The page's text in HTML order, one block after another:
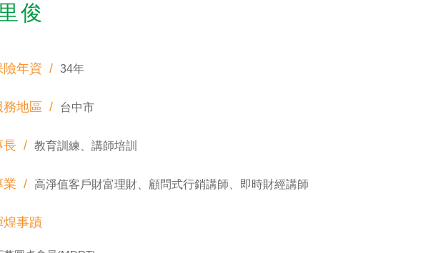
政策聲明
保戶申訴
俊
險年資 / 34年
務地區 / 台中市
長 / 教育訓練、講師培訓
業 / 高淨值客戶財富理財、顧問式行銷講師、即時財經講師
煌事蹟